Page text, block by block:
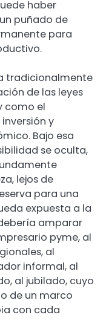
haber
puñado de
para
tradicionalmente
de las leyes
como el
y
Bajo esa
se oculta,
lejos de
para una
expuesta a la
amparar
pyme, al
al
informal, al
al jubilado, cuyo
de un marco
con cada